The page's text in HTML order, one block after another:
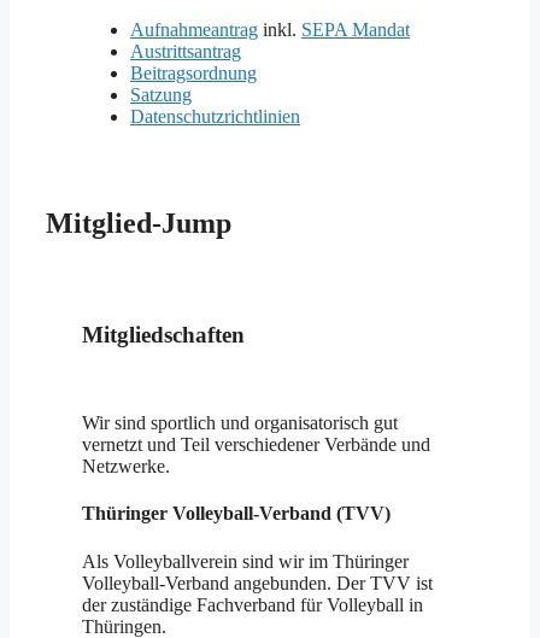
Aufnahmeantrag inkl. SEPA Mandat
Austrittsantrag
Beitragsordnung
Satzung
Datenschutzrichtlinien
Mitglied-Jump
Mitgliedschaften
Wir sind sportlich und organisatorisch gut
vernetzt und Teil verschiedener Verbände und
Netzwerke.
Thüringer Volleyball-Verband (TVV)
Als Volleyballverein sind wir im Thüringer
Volleyball-Verband angebunden. Der TVV ist
der zuständige Fachverband für Volleyball in
Thüringen.